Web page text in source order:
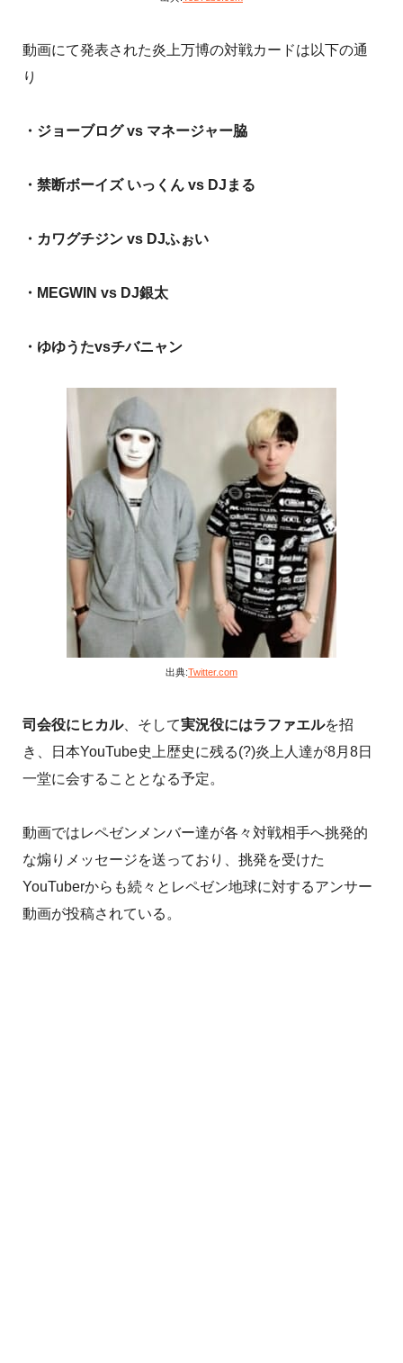
動画にて発表された炎上万博の対戦カードは以下の通
り
・ジョーブログ vs マネージャー脇
・禁断ボーイズ いっくん vs DJまる
・カワグチジン vs DJふぉい
・MEGWIN vs DJ銀太
・ゆゆうたvsチバニャン
出典:Twitter.com
司会役にヒカル、そして実況役にはラファエルを招
き、日本YouTube史上歴史に残る(?)炎上人達が8月8日
一堂に会することとなる予定。
動画ではレペゼンメンバー達が各々対戦相手へ挑発的
な煽りメッセージを送っており、挑発を受けた
YouTuberからも続々とレペゼン地球に対するアンサー
動画が投稿されている。